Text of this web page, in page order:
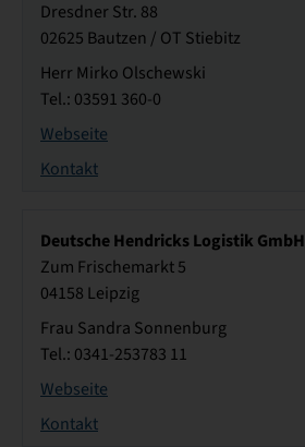
Dresdner Str. 88
02625 Bautzen / OT Stiebitz
Herr Mirko Olschewski
Tel.: 03591 360-0
Webseite
Kontakt
Deutsche Hendricks Logistik GmbH
Zum Frischemarkt 5
04158 Leipzig
Frau Sandra Sonnenburg
Tel.: 0341-253783 11
Webseite
Kontakt